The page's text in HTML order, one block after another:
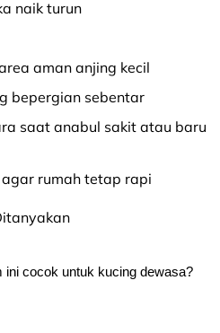
naik turun
aman anjing kecil
bepergian sebentar
saat anabul sakit atau baru
rumah tetap rapi
ini cocok untuk kucing dewasa?